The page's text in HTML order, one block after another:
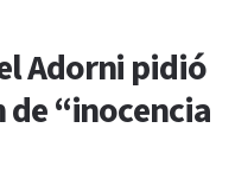
Adorni pidió
“inocencia